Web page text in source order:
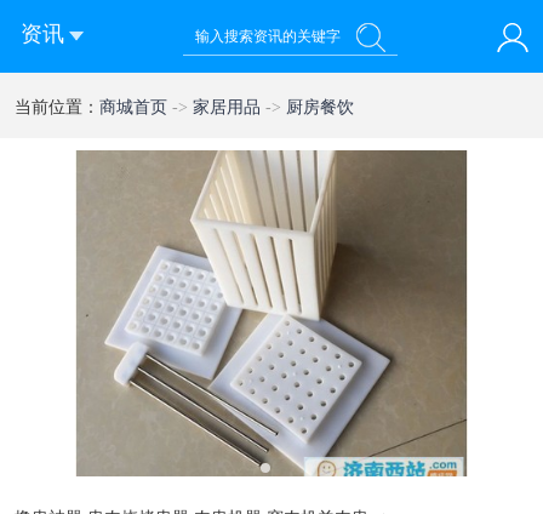
资讯
您好！欢迎来到济南西站棒极网-济南西部新城社区新媒体综
当前位置： 商城首页 -> 家居用品 -> 厨房餐饮